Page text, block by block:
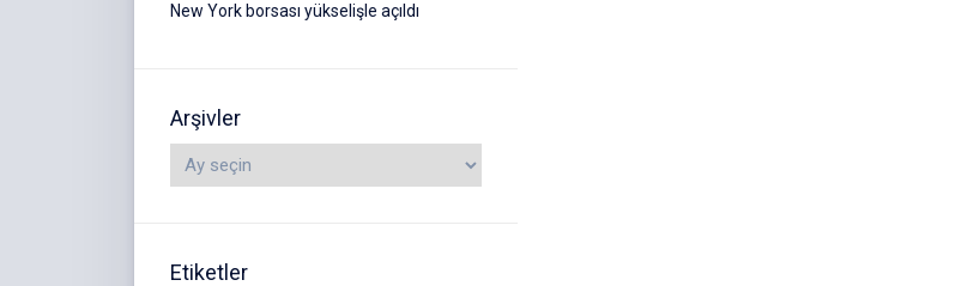
New York borsası yükselişle açıldı
Arşivler
Etiketler